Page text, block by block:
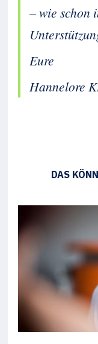
– wie schon
Eure
Hannelore
DAS